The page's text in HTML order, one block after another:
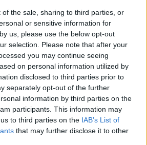
of the sale, sharing to third parties, or
or sensitive information for
us, please use the below opt-out
selection. Please note that after your
you may continue seeing
on personal information utilized by
disclosed to third parties prior to
separately opt-out of the further
information by third parties on the
participants. This information may
to third parties on the IAB’s List of
that may further disclose it to other